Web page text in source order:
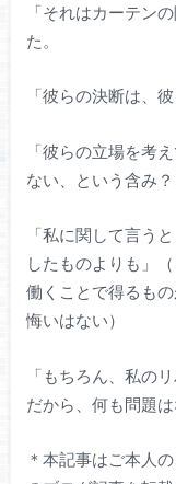
「それはカーテン
た。
「彼らの決断は、
「彼らの立場を考
ない、という含み？
「私に関して言う
したものよりも」
働くことで得るも
悔いはない）
「もちろん、私の
だから、何も問題は
＊本記事はご本人